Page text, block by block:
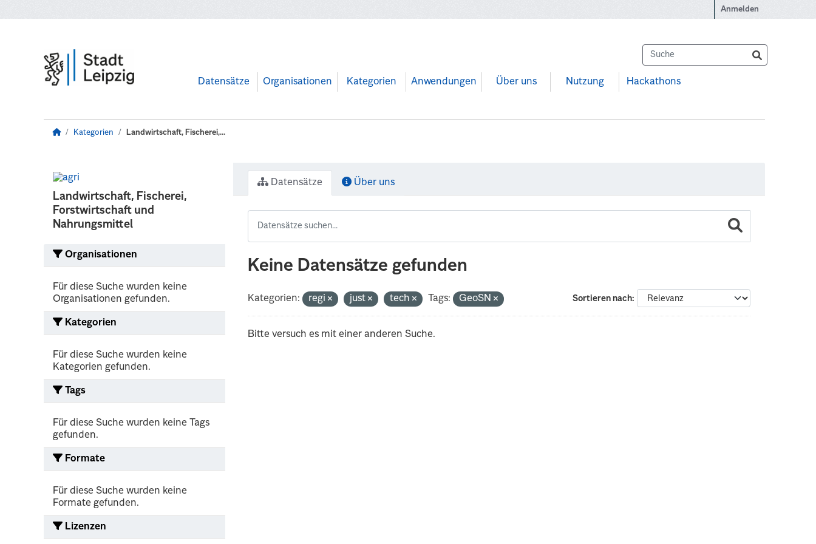
Anmelden
Datensätze Organisationen Kategorien Anwendungen Über uns Nutzung Hackathons
Kategorien Landwirtschaft, Fischerei,...
Landwirtschaft, Fischerei,
Forstwirtschaft und
Nahrungsmittel
Organisationen
Für diese Suche wurden keine
Organisationen gefunden.
Kategorien
Für diese Suche wurden keine
Kategorien gefunden.
Tags
Für diese Suche wurden keine Tags
gefunden.
Formate
Für diese Suche wurden keine
Formate gefunden.
Lizenzen
Datensätze Über uns
Keine Datensätze gefunden
Sortieren nach
Kategorien: regi just tech Tags: GeoSN
Bitte versuch es mit einer anderen Suche.